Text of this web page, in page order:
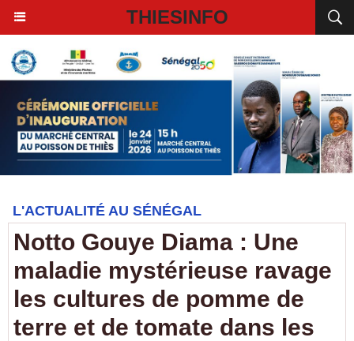
THIESINFO
L'ACTUALITÉ AU SÉNÉGAL
Notto Gouye Diama : Une
maladie mystérieuse ravage
les cultures de pomme de
terre et de tomate dans les